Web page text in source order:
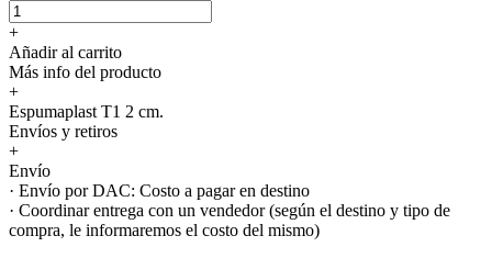
+
Añadir al carrito
Más info del producto
+
Espumaplast T1 2 cm.
Envíos y retiros
+
Envío
· Envío por DAC: Costo a pagar en destino
· Coordinar entrega con un vendedor (según el destino y tipo de
compra, le informaremos el costo del mismo)